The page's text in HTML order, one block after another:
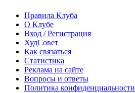
Правила Клуба
О Клубе
Вход / Регистрация
ХудСовет
Как связаться
Статистика
Реклама на сайте
Вопросы и ответы
Политика конфиденциальности